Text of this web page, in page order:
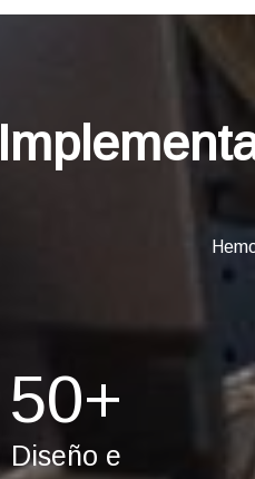
50+
Diseño e